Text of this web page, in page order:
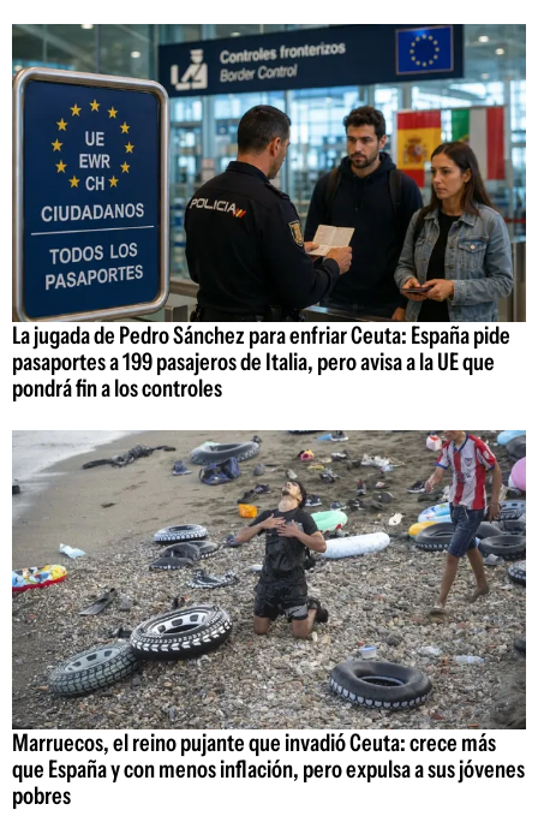
La jugada de Pedro Sánchez para enfriar Ceuta: España pide
pasaportes a 199 pasajeros de Italia, pero avisa a la UE que
pondrá fin a los controles
Marruecos, el reino pujante que invadió Ceuta: crece más
que España y con menos inflación, pero expulsa a sus jóvenes
pobres